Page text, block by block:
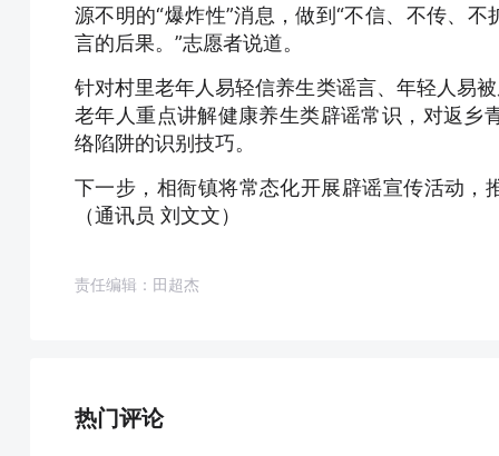
源不明的“爆炸性”消息，做到“不信、不传、
言的后果。”志愿者说道。
针对村里老年人易轻信养生类谣言、年轻人易
老年人重点讲解健康养生类辟谣常识，对返乡
络陷阱的识别技巧。
下一步，相衙镇将常态化开展辟谣宣传活动，
（通讯员 刘文文）
责任编辑：田超杰
热门评论